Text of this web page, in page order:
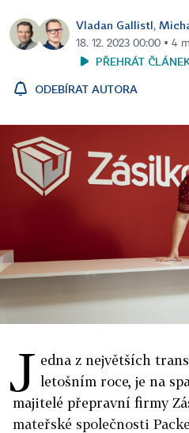
Vladan Gallistl,
18. 12. 2023 00:00 ▪ 4
PŘEHRÁT
ODEBÍRAT AUTORA
J edna z největších
letošním roce, je na
majitelé přepravní firmy
mateřské společnosti